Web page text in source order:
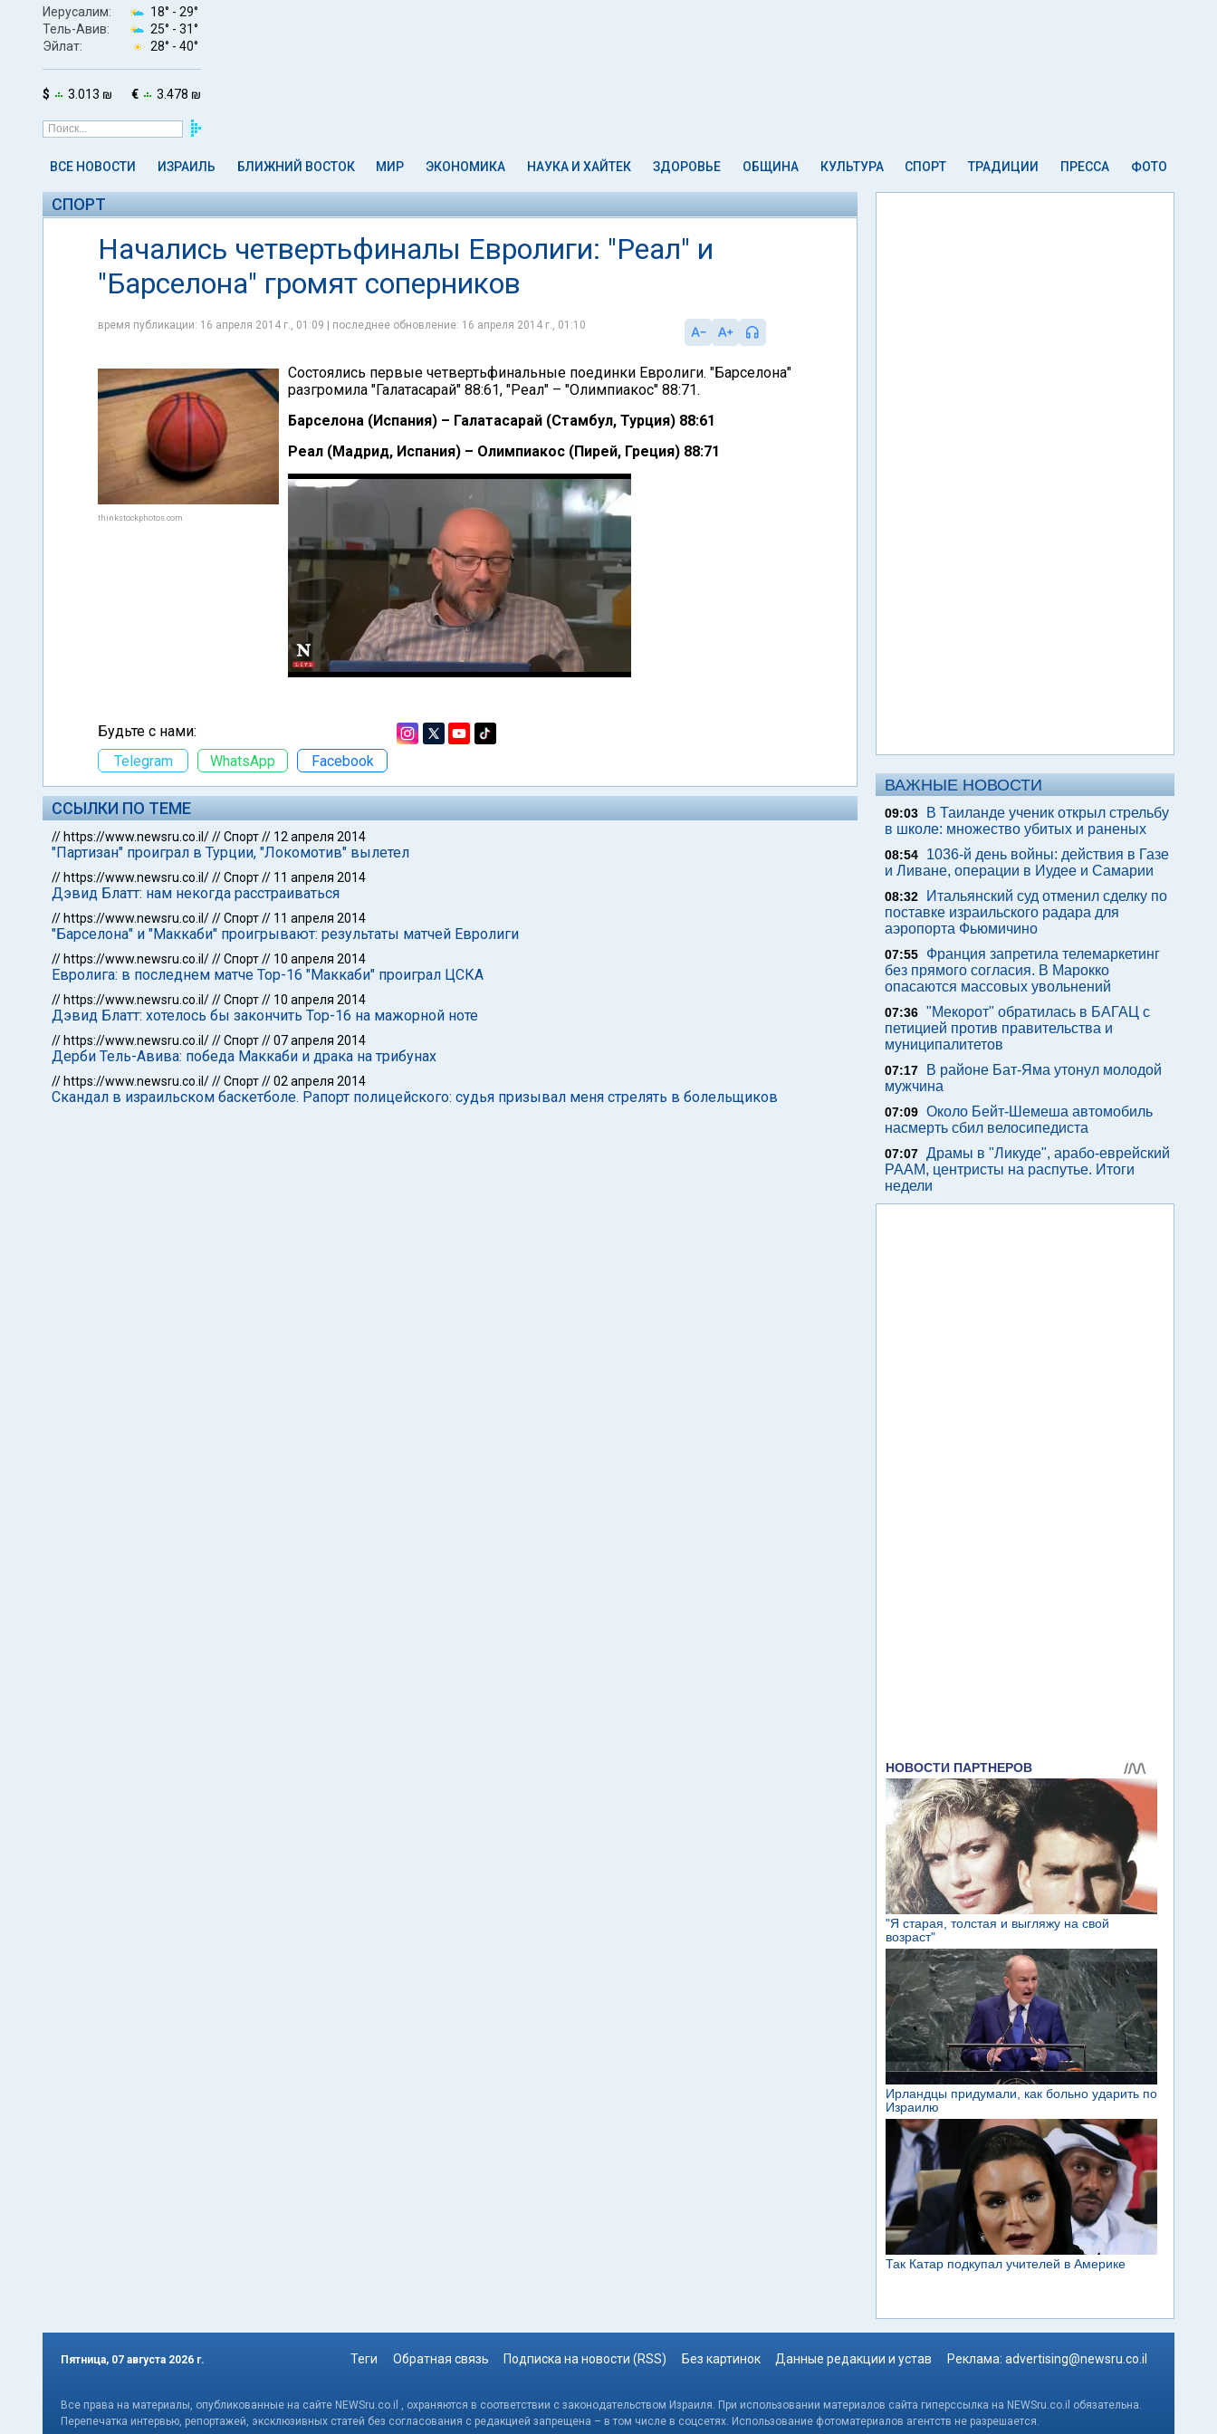
Иерусалим: 18° - 29°
Тель-Авив:
25° - 31°
Эйлат:
28° - 40°
$ 3.013 ₪ € 3.478 ₪
ВСЕ НОВОСТИ ИЗРАИЛЬ БЛИЖНИЙ ВОСТОК МИР ЭКОНОМИКА НАУКА И ХАЙТЕК ЗДОРОВЬЕ ОБЩИНА КУЛЬТУРА СПОРТ ТРАДИЦИИ ПРЕССА ФОТО
СПОРТ
Начались четвертьфиналы Евролиги: "Реал" и
"Барселона" громят соперников
время публикации: 16 апреля 2014 г., 01:09 | последнее обновление: 16 апреля 2014 г., 01:10
thinkstockphotos.com
Состоялись первые четвертьфинальные поединки Евролиги. "Барселона"
разгромила "Галатасарай" 88:61, "Реал" – "Олимпиакос" 88:71.
Барселона (Испания) – Галатасарай (Стамбул, Турция) 88:61
Реал (Мадрид, Испания) – Олимпиакос (Пирей, Греция) 88:71
Будьте с нами:
Telegram
WhatsApp Facebook
ССЫЛКИ ПО ТЕМЕ
// https://www.newsru.co.il///Спорт// 12 апреля 2014
"Партизан" проиграл в Турции, "Локомотив" вылетел
// https://www.newsru.co.il///Спорт// 11 апреля 2014
Дэвид Блатт: нам некогда расстраиваться
// https://www.newsru.co.il///Спорт// 11 апреля 2014
"Барселона" и "Маккаби" проигрывают: результаты матчей Евролиги
// https://www.newsru.co.il///Спорт// 10 апреля 2014
Евролига: в последнем матче Тор-16 "Маккаби" проиграл ЦСКА
// https://www.newsru.co.il///Спорт// 10 апреля 2014
Дэвид Блатт: хотелось бы закончить Тор-16 на мажорной ноте
// https://www.newsru.co.il///Спорт//07 апреля 2014
Дерби Тель-Авива: победа Маккаби и драка на трибунах
// https://www.newsru.co.il///Спорт//02 апреля 2014
Скандал в израильском баскетболе. Рапорт полицейского: судья призывал меня стрелять в болельщиков
ВАЖНЫЕ НОВОСТИ
09:03
В Таиланде ученик открыл стрельбу
в школе: множество убитых и раненых
08:54
1036-й день войны: действия в Газе
и Ливане, операции в Иудее и Самарии
08:32
Итальянский суд отменил сделку по
поставке израильского радара для
аэропорта Фьюмичино
07:55
Франция запретила телемаркетинг
без прямого согласия. В Марокко
опасаются массовых увольнений
07:36 "Мекорот" обратилась в БАГАЦ с
петицией против правительства и
муниципалитетов
07:17
В районе Бат-Яма утонул молодой
мужчина
07:09 Около Бейт-Шемеша автомобиль
насмерть сбил велосипедиста
07:07 Драмы в "Ликуде", арабо-еврейский
РААМ, центристы на распутье. Итоги
недели
Пятница, 07 августа 2026 г. Теги Обратная связь Подписка на новости (RSS) Без картинок Данные редакции и устав Реклама: advertising@newsru.co.il
Все права на материалы, опубликованные на сайте NEWSru.co.il , охраняются в соответствии с законодательством Израиля. При использовании материалов сайта гиперссылка на NEWSru.co.il обязательна.
Перепечатка интервью, репортажей, эксклюзивных статей без согласования с редакцией запрещена – в том числе в соцсетях. Использование фотоматериалов агентств не разрешается.